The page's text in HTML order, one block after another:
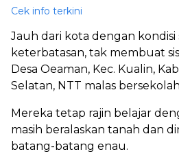
Cek info terkini
Jauh dari kota dengan
keterbatasan, tak membuat
Desa Oeaman, Kec. Kualin,
Selatan, NTT malas
Mereka tetap rajin belajar
masih beralaskan tanah dan
batang-batang enau.